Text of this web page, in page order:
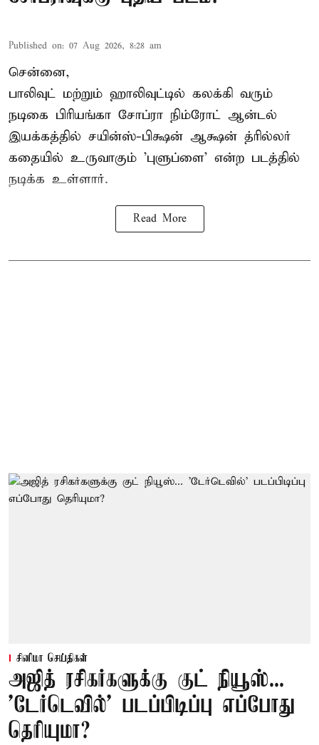
Published on: 07 Aug 2026, 8:28 am
சென்னை,
பாலிவுட் மற்றும் ஹாலிவுட்டில் கலக்கி வரும்
நடிகை பிரியங்கா சோப்ரா நிம்ரோட் ஆன்டல்
இயக்கத்தில் சயின்ஸ்-பிக்ஷன் ஆக்ஷன் த்ரில்லர்
கதையில் உருவாகும் 'புளுப்ளை' என்ற படத்தில்
நடிக்க உள்ளார்.
Read More
சினிமா செய்திகள்
அஜித் ரசிகர்களுக்கு குட் நியூஸ்...
'டேர்டெவில்' படப்பிடிப்பு எப்போது
தெரியுமா?